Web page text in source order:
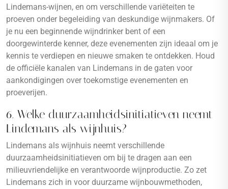
Lindemans-wijnen, en om verschillende variëteiten te
proeven onder begeleiding van deskundige wijnmakers. Of
je nu een beginnende wijndrinker bent of een
doorgewinterde kenner, deze evenementen zijn ideaal om je
kennis te verdiepen en nieuwe smaken te ontdekken. Houd
de officiële kanalen van Lindemans in de gaten voor
aankondigingen over toekomstige evenementen en
proeverijen.
6. Welke duurzaamheidsinitiatieven neemt
Lindemans als wijnhuis?
Lindemans als wijnhuis neemt verschillende
duurzaamheidsinitiatieven om bij te dragen aan een
milieuvriendelijke en verantwoorde wijnproductie. Zo zet
Lindemans zich in voor duurzame wijnbouwmethoden,